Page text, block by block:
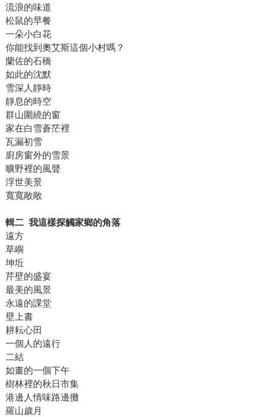
流浪的味道
松鼠的早餐
一朵小白花
你能找到奧艾斯這個小村嗎？
蘭佐的石橋
如此的沈默
雪深人靜時
靜息的時空
群山圍繞的窗
家在白雪蒼茫裡
瓦漏初雪
廚房窗外的雪景
曠野裡的風聲
浮世美景
寬寬敞敞
輯二 我這樣探觸家鄉的角落
遠方
草嶼
坤坵
芹壁的盛宴
最美的風景
永遠的課堂
壁上書
耕耘心田
一個人的遠行
二結
如畫的一個下午
樹林裡的秋日市集
港邊人情味路邊攤
羅山歲月